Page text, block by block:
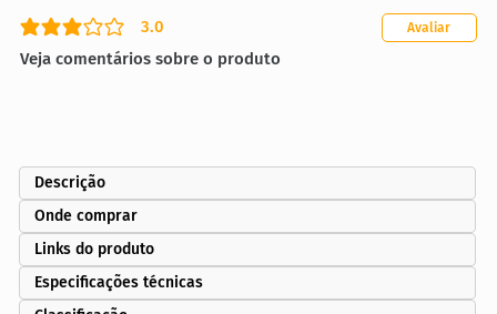
3.0
classificação média é 3 de 5
Veja comentários sobre o produto
Avaliar
Descrição
Onde comprar
Links do produto
Especificações técnicas